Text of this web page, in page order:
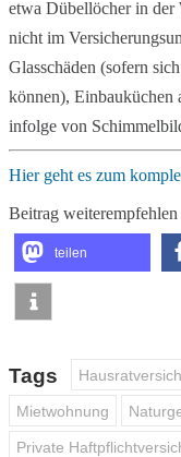
etwa Dübellöcher in der
nicht im
Glasschäden (sofern
können), Einbauküchen
infolge von
Hier geht es zum
Beitrag weiterempfehlen
teilen
Tags
Mietwohnung
Private